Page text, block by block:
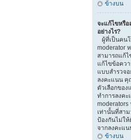
ข้างบน
จะแก้ไขหรื
อย่างไร?
ผู้ที่เป็นคน
moderator
สามารถแก้
แก้ไขข้อคว
แบบสำรวจ
ลงคะแนน คุ
ตัวเลือกขอ
ทำการลงคะ
moderators
เท่านั้นที่สา
ป้องกันไม่ให้
จากลงคะแ
ข้างบน